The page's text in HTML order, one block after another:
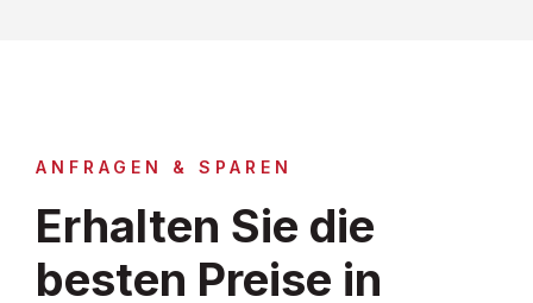
ANFRAGEN & SPAREN
Erhalten Sie die
besten Preise in